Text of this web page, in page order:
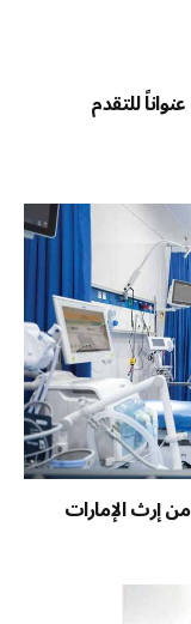
للتقدم
إرث الإمارات